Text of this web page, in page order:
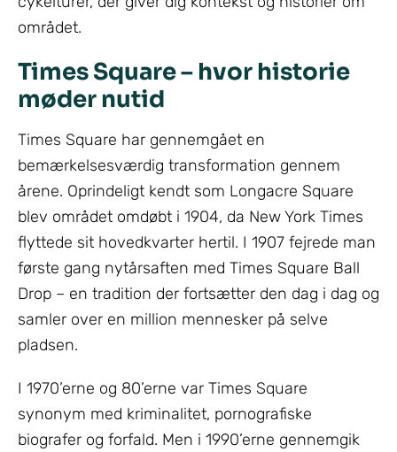
området.
Times Square – hvor historie
møder nutid
Times Square har gennemgået en
bemærkelsesværdig transformation gennem
årene. Oprindeligt kendt som Longacre Square
blev området omdøbt i 1904, da New York Times
flyttede sit hovedkvarter hertil. I 1907 fejrede man
første gang nytårsaften med Times Square Ball
Drop – en tradition der fortsætter den dag i dag og
samler over en million mennesker på selve
pladsen.
I 1970’erne og 80’erne var Times Square
synonym med kriminalitet, pornografiske
biografer og forfald. Men i 1990’erne gennemgik